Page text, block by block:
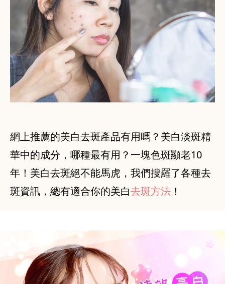
網上推薦的美白去斑產品有用嗎？美白淡斑精
華中的成分，哪種最有用？一塊色斑顯老10
年！美白去斑絕不能馬虎，我們搜羅了各種去
斑資訊，總有適合你的美白去斑方法 ！